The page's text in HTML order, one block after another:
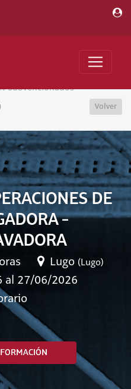
Subvencionados
Volver
DE
-
Lugo (Lugo)
al 27/06/2026